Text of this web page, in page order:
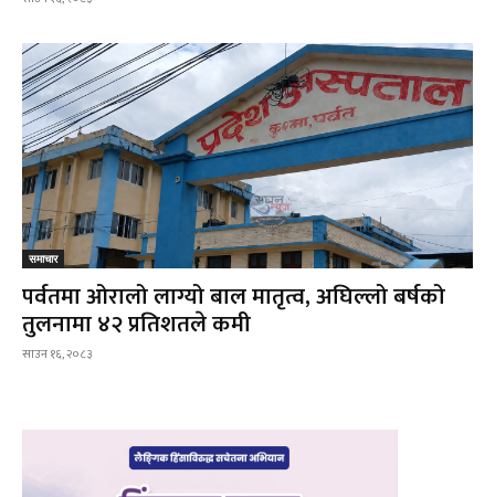
समाचार
पर्वतमा ओरालो लाग्यो बाल मातृत्व, अघिल्लो बर्षको
तुलनामा ४२ प्रतिशतले कमी
साउन १६, २०८३